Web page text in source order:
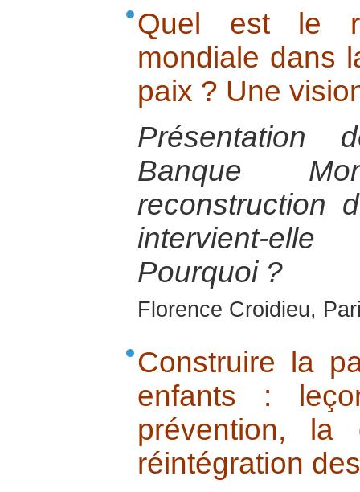
Quel est le
mondiale dans
paix ? Une
Banque
reconstruction
intervient-
Pourquoi ?
Florence Croidieu,
Construire la
enfants :
prévention, la
réintégration